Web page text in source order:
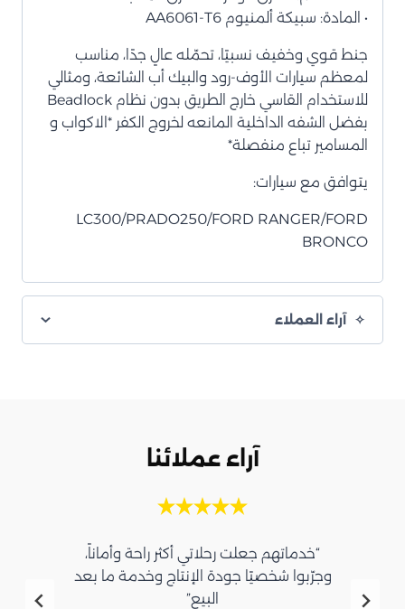
• المادة: سبيكة ألمنيوم AA6061-T6
جنط قوي وخفيف نسبيًا، تحمّله عالٍ جدًا، مناسب
لمعظم سيارات الأوف-رود والبيك أب الشائعة، ومثالي
للاستخدام القاسي خارج الطريق بدون نظام Beadlock
بفضل الشفه الداخلية المانعه لخروج الكفر *الاكواب و
المسامير تباع منفصلة*
يتوافق مع سيارات:
LC300/PRADO250/FORD RANGER/FORD
BRONCO
آراء العملاء
آراء عملائنا
“خدماتهم جعلت رحلاتي أكثر راحة وأماناً،
وجرّبوا شخصيًا جودة الإنتاج وخدمة ما بعد
البيع”